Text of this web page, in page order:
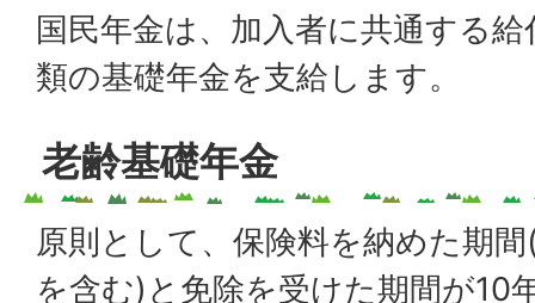
国民年金は、加入者に共通する
類の基礎年金を支給します。
老齢基礎年金
原則として、保険料を納めた期
を含む)と免除を受けた期間が10